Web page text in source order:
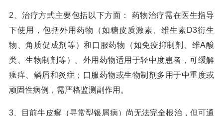
2、治疗方式主要包括以下方面： 药物治疗需在医生指导
下使用，包括外用药物（如糖皮质激素、维生素D3衍生
物、角质促成剂等）和口服药物（如免疫抑制剂、维A酸
类、生物制剂等）。外用药物适用于轻中度患者，可缓解
瘙痒、鳞屑和炎症；口服药物或生物制剂多用于中重度或
顽固性病例，需严格监测副作用。
3、目前牛皮癣（寻常型银屑病）尚无法完全根治，但可通